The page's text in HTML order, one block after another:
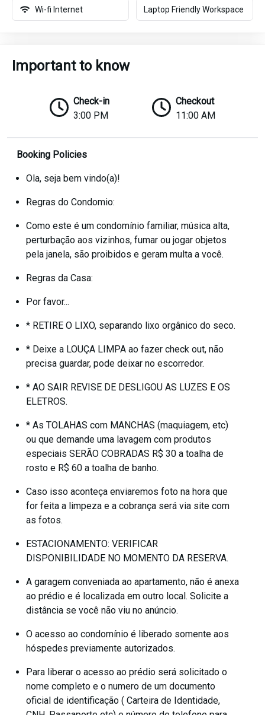
Wi-fi Internet Laptop Friendly Workspace
Important to know
Check-in
3:00 PM
Checkout
11:00 AM
Booking Policies
Ola, seja bem vindo(a)!
Regras do Condomio:
Como este é um condomínio familiar, música alta,
perturbação aos vizinhos, fumar ou jogar objetos
pela janela, são proibidos e geram multa a você.
Regras da Casa:
Por favor...
* RETIRE O LIXO, separando lixo orgânico do seco.
* Deixe a LOUÇA LIMPA ao fazer check out, não
precisa guardar, pode deixar no escorredor.
* AO SAIR REVISE DE DESLIGOU AS LUZES E OS
ELETROS.
* As TOLAHAS com MANCHAS (maquiagem, etc)
ou que demande uma lavagem com produtos
especiais SERÃO COBRADAS R$ 30 a toalha de
rosto e R$ 60 a toalha de banho.
Caso isso aconteça enviaremos foto na hora que
for feita a limpeza e a cobrança será via site com
as fotos.
ESTACIONAMENTO: VERIFICAR
DISPONIBILIDADE NO MOMENTO DA RESERVA.
A garagem conveniada ao apartamento, não é anexa
ao prédio e é localizada em outro local. Solicite a
distância se você não viu no anúncio.
O acesso ao condomínio é liberado somente aos
hóspedes previamente autorizados.
Para liberar o acesso ao prédio será solicitado o
nome completo e o numero de um documento
oficial de identificação ( Carteira de Identidade,